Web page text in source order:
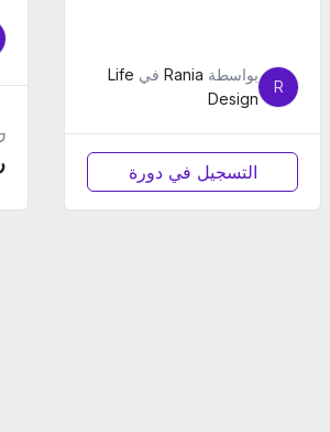
R
بواسطة Raniaفي Life
Design
التسجيل في دورة